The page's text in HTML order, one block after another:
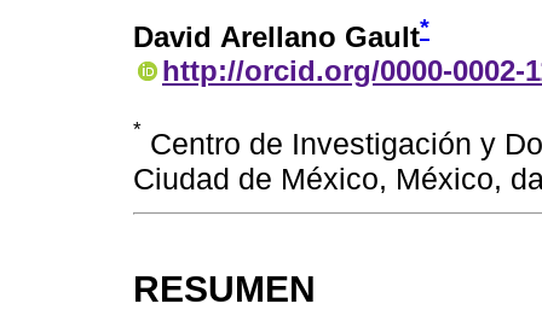
David Arellano Gault*
http://orcid.org/0000-0002-
* Centro de Investigación y
Ciudad de México, México,
RESUMEN